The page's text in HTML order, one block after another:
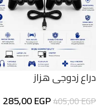
دراع زدوجى هزاز
405,00EGP
285,00EGP